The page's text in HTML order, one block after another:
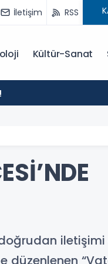
İletişim RSS
Kültür-Sanat
düzenlenen